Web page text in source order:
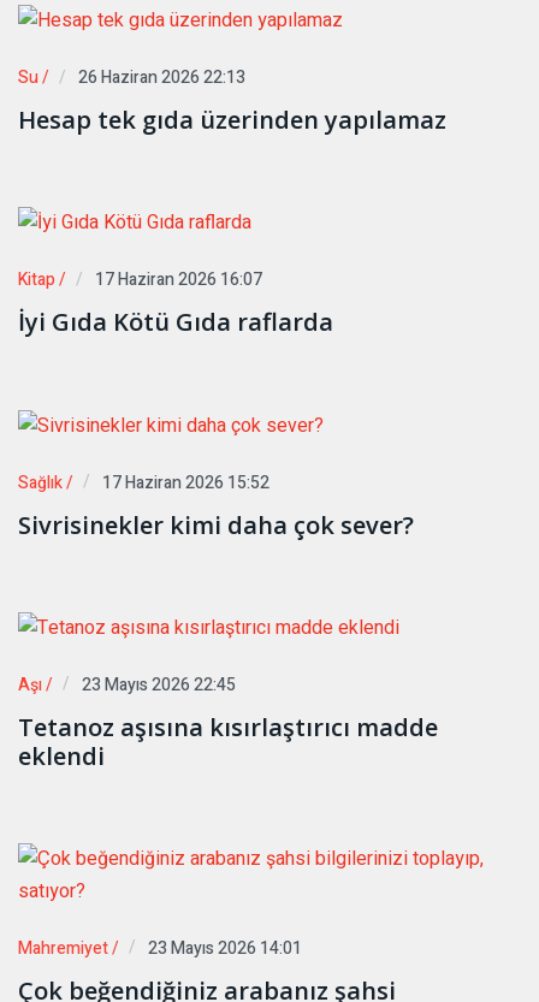
Su / 26 Haziran 2026 22:13
Hesap tek gıda üzerinden yapılamaz
Kitap / 17 Haziran 2026 16:07
İyi Gıda Kötü Gıda raflarda
Sağlık / 17 Haziran 2026 15:52
Sivrisinekler kimi daha çok sever?
Aşı / 23 Mayıs 2026 22:45
Tetanoz aşısına kısırlaştırıcı madde
eklendi
Mahremiyet / 23 Mayıs 2026 14:01
Çok beğendiğiniz arabanız şahsi